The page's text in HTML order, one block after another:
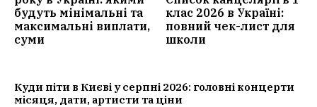
будуть мінімальні та
максимальні виплати,
суми
клас 2026 в Україні:
повний чек-лист для
школи
Куди піти в Києві у серпні 2026: головні концерти
місяця, дати, артисти та ціни